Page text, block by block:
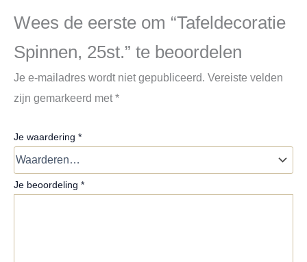
Wees de eerste om “Tafeldecoratie
Spinnen, 25st.” te beoordelen
Je e-mailadres wordt niet gepubliceerd. Vereiste velden
zijn gemarkeerd met*
Je waardering *
Je beoordeling *